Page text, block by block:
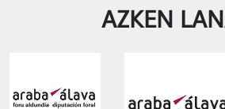
AZKEN